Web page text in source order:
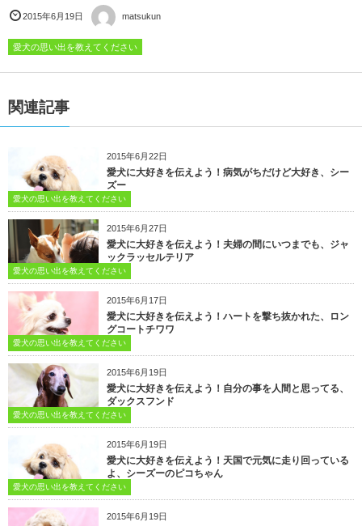
2015年6月19日 matsukun
愛犬の思い出を教えてください
関連記事
2015年6月22日
愛犬の思い出を教えてください
愛犬に大好きを伝えよう！病気がちだけど大好き、シー
ズー
2015年6月27日
愛犬の思い出を教えてください
愛犬に大好きを伝えよう！夫婦の間にいつまでも、ジャ
ックラッセルテリア
2015年6月17日
愛犬の思い出を教えてください
愛犬に大好きを伝えよう！ハートを撃ち抜かれた、ロン
グコートチワワ
2015年6月19日
愛犬の思い出を教えてください
愛犬に大好きを伝えよう！自分の事を人間と思ってる、
ダックスフンド
2015年6月19日
愛犬の思い出を教えてください
愛犬に大好きを伝えよう！天国で元気に走り回っている
よ、シーズーのピコちゃん
2015年6月19日